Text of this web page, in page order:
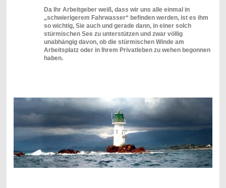
Da Ihr Arbeitgeber weiß, dass wir uns alle einmal in
„schwierigerem Fahrwasser“ befinden werden, ist es ihm
so wichtig, Sie auch und gerade dann, in einer solch
stürmischen See zu unterstützen und zwar völlig
unabhängig davon, ob die stürmischen Winde am
Arbeitsplatz oder in Ihrem Privatleben zu wehen begonnen
haben.